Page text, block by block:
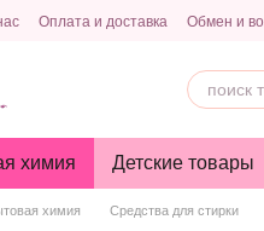
контенту
Оплата и доставка Обмен и
химия Детские товары
химия Средства для стирки